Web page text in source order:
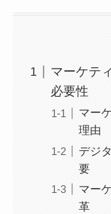
マーケテ
必要性
マー
理由
デジ
要
マー
革